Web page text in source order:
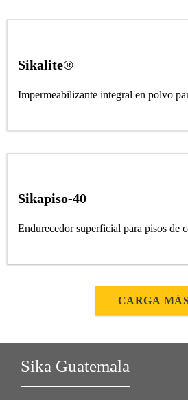
Sikalite®
Impermeabilizante integral en polvo
Sikapiso-40
Endurecedor superficial para pisos de
CARGA
Sika Guatemala